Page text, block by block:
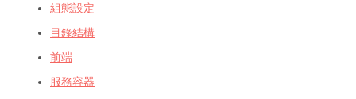
組態設定
目錄結構
前端
服務容器